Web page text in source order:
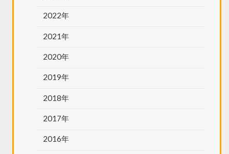
2022年
2021年
2020年
2019年
2018年
2017年
2016年